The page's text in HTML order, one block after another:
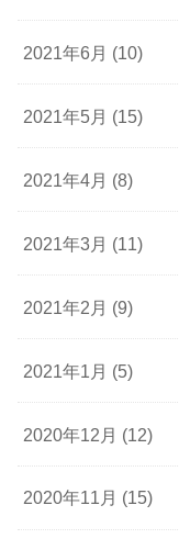
2021年6月 (10)
2021年5月 (15)
2021年4月 (8)
2021年3月 (11)
2021年2月 (9)
2021年1月 (5)
2020年12月 (12)
2020年11月 (15)